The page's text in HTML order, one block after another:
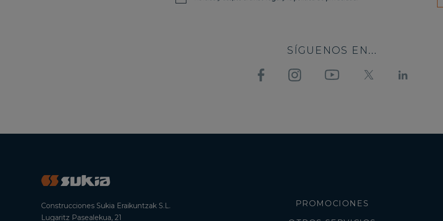
SÍGUENOS EN...
Construcciones Sukia Eraikuntzak S.L.
Lugaritz Pasealekua, 21
PROMOCIONES